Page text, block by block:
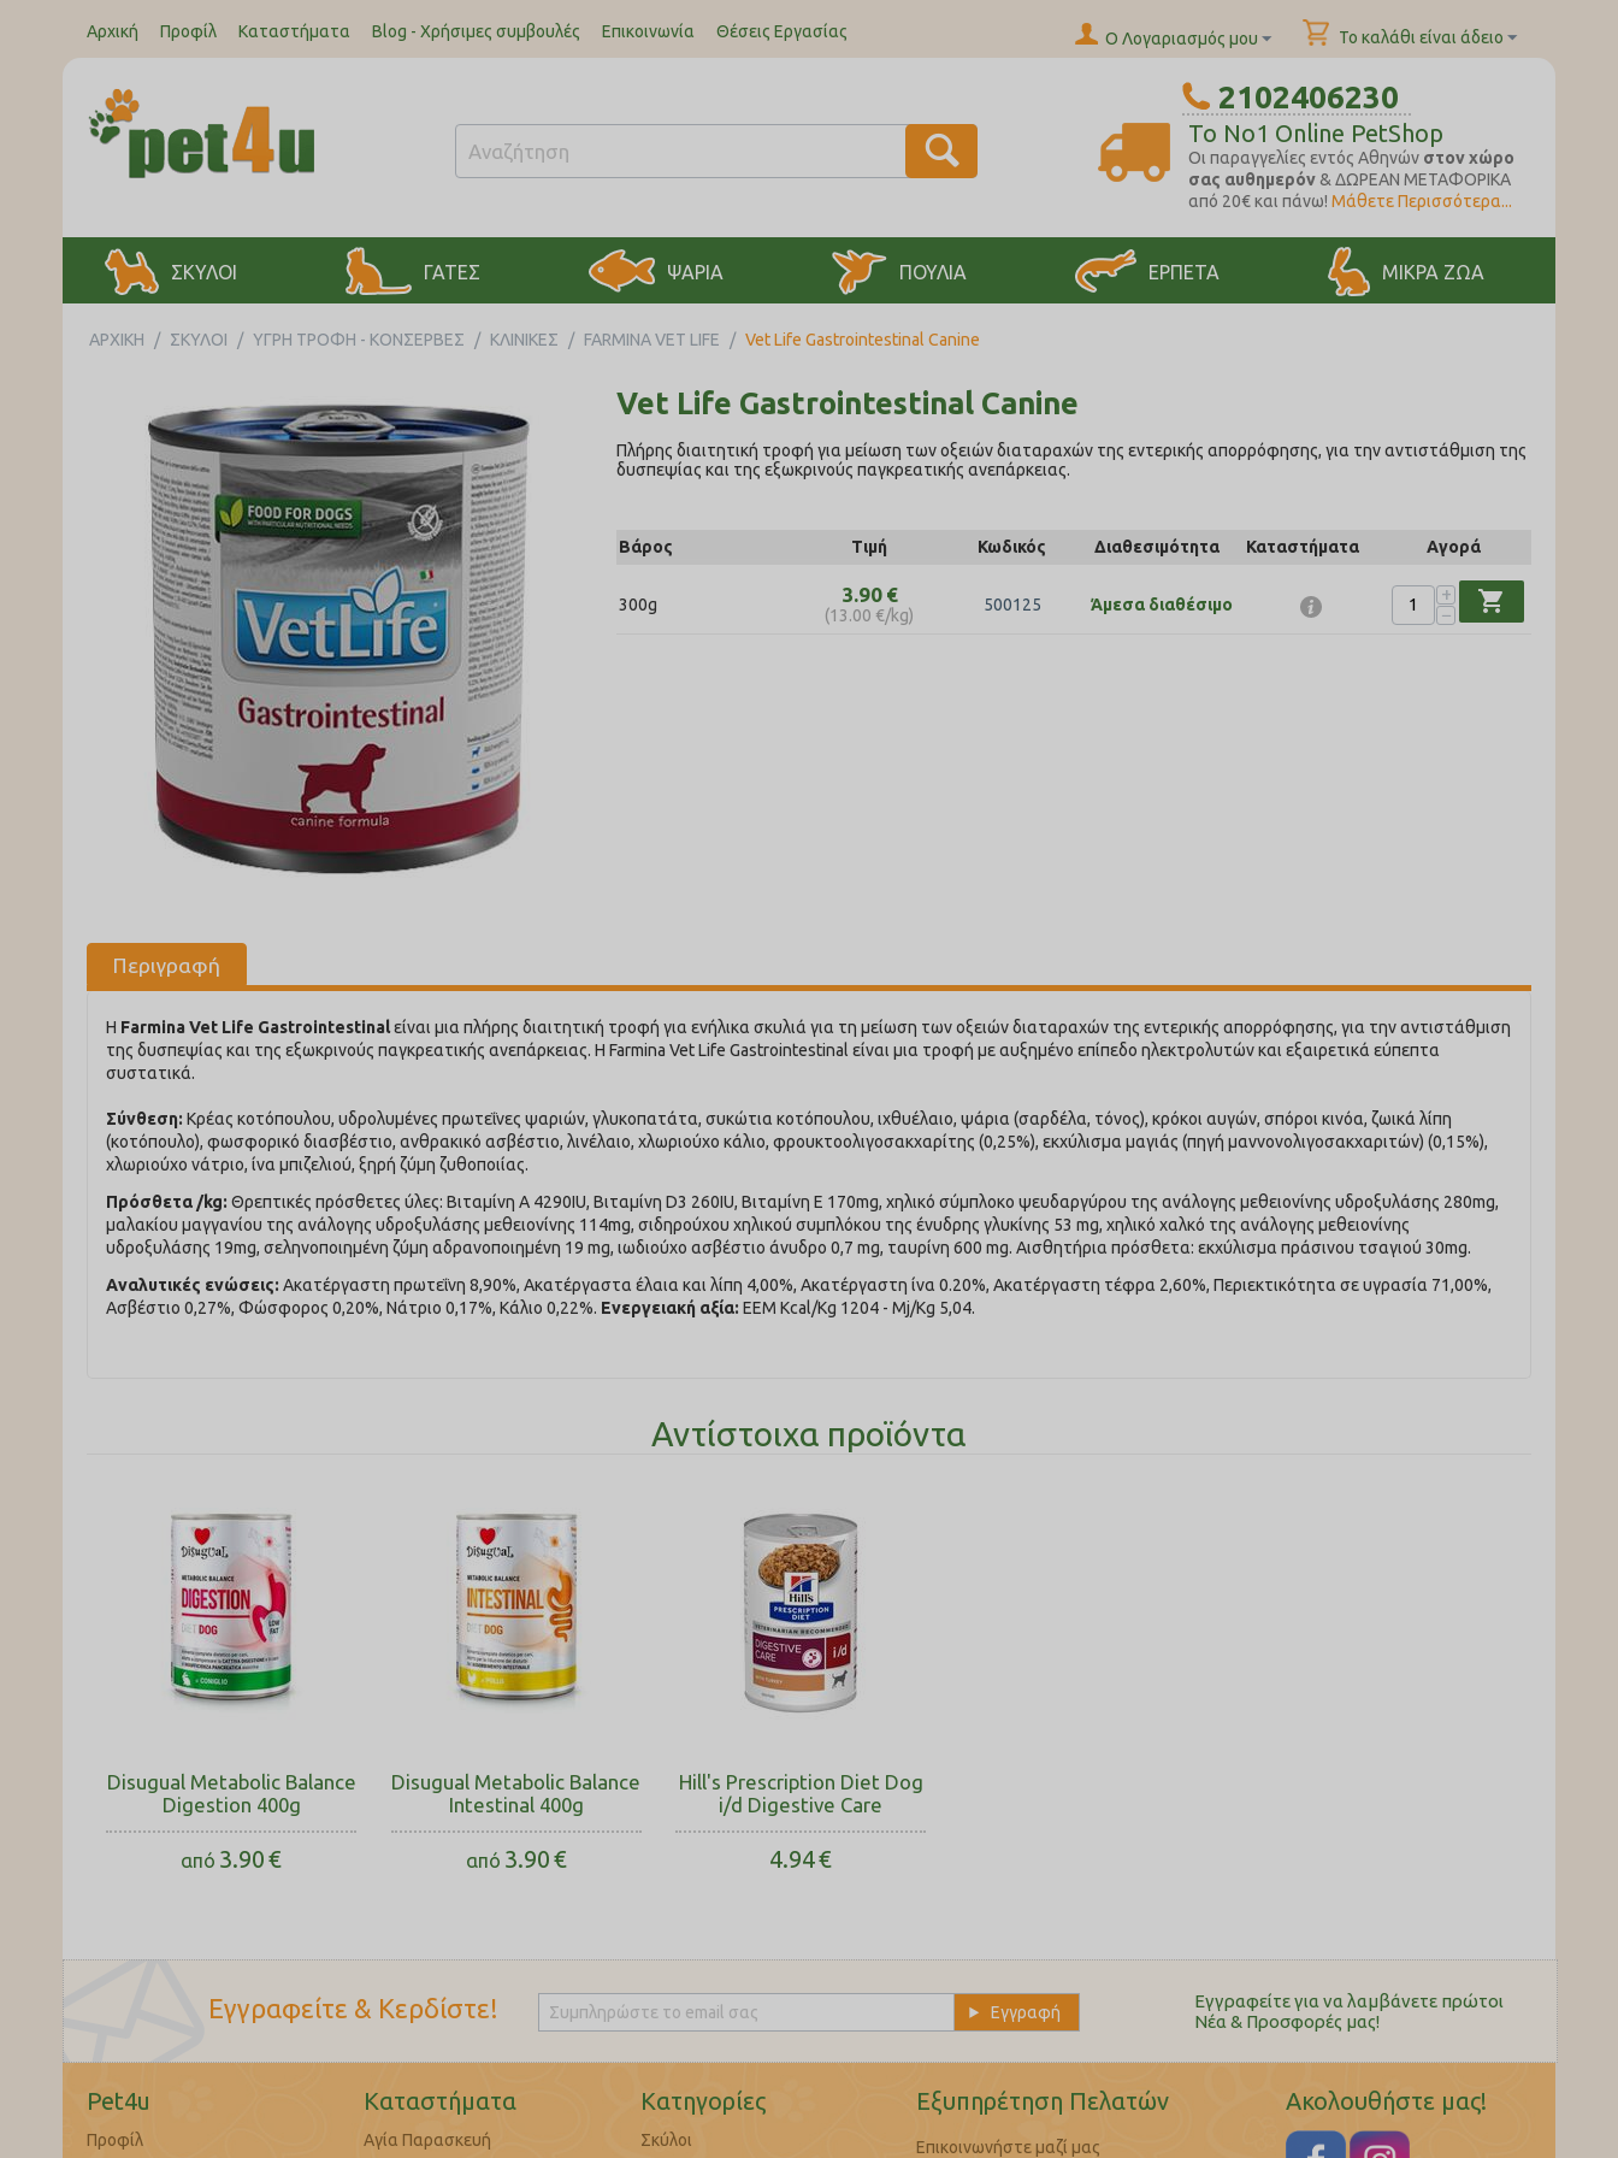
Αρχική Προφίλ Καταστήματα Blog - Χρήσιμες συμβουλές Επικοινωνία Θέσεις Εργασίας Το καλάθι είναι άδειο
Ο Λογαριασμός μου
2102406230
To No1 Online PetShop
Oι παραγγελίες εντός Αθηνών στον χώρο
σας αυθημερόν& ΔΩΡΕΑΝ ΜΕΤΑΦΟΡΙΚΑ
από 20€ και πάνω! Μάθετε Περισσότερα...
ΣΚΥΛΟΙ ΓΑΤΕΣ ΨΑΡΙΑ ΠΟΥΛΙΑ ΕΡΠΕΤΑ ΜΙΚΡΑ ΖΩΑ
ΑΡΧΙΚΉ / ΣΚΥΛΟΙ / ΥΓΡΗ ΤΡΟΦΗ - ΚΟΝΣΕΡΒΕΣ / ΚΛΙΝΙΚΕΣ / FARMINA VET LIFE / Vet Life Gastrointestinal Canine
Vet Life Gastrointestinal Canine
Πλήρης διαιτητική τροφή για μείωση των οξειών διαταραχών της εντερικής απορρόφησης, για την αντιστάθμιση της
δυσπεψίας και της εξωκρινούς παγκρεατικής ανεπάρκειας.
Βάρος Τιμή Κωδικός Διαθεσιμότητα Καταστήματα Αγορά
300g 3.90 €
(13.00 €/kg)
500125 Άμεσα διαθέσιμο
+
−
shopping_cart
Περιγραφή
Η Farmina Vet Life Gastrointestinalείναι μια πλήρης διαιτητική τροφή για ενήλικα σκυλιά για τη μείωση των οξειών διαταραχών της εντερικής απορρόφησης, για την αντιστάθμιση
της δυσπεψίας και της εξωκρινούς παγκρεατικής ανεπάρκειας. Η Farmina Vet Life Gastrointestinal είναι μια τροφή με αυξημένο επίπεδο ηλεκτρολυτών και εξαιρετικά εύπεπτα
συστατικά.
Σύνθεση: Κρέας κοτόπουλου, υδρολυμένες πρωτεΐνες ψαριών, γλυκοπατάτα, συκώτια κοτόπουλου, ιχθυέλαιο, ψάρια (σαρδέλα, τόνος), κρόκοι αυγών, σπόροι κινόα, ζωικά λίπη
(κοτόπουλο), φωσφορικό διασβέστιο, ανθρακικό ασβέστιο, λινέλαιο, χλωριούχο κάλιο, φρουκτοολιγοσακχαρίτης (0,25%), εκχύλισμα μαγιάς (πηγή μαννονολιγοσακχαριτών) (0,15%),
χλωριούχο νάτριο, ίνα μπιζελιού, ξηρή ζύμη ζυθοποιίας.
Πρόσθετα /kg: Θρεπτικές πρόσθετες ύλες: Βιταμίνη Α 4290IU, Βιταμίνη D3 260IU, Βιταμίνη Ε 170mg, χηλικό σύμπλοκο ψευδαργύρου της ανάλογης μεθειονίνης υδροξυλάσης 280mg,
μαλακίου μαγγανίου της ανάλογης υδροξυλάσης μεθειονίνης 114mg, σιδηρούχου χηλικού συμπλόκου της ένυδρης γλυκίνης 53 mg, χηλικό χαλκό της ανάλογης μεθειονίνης
υδροξυλάσης 19mg, σεληνοποιημένη ζύμη αδρανοποιημένη 19 mg, ιωδιούχο ασβέστιο άνυδρο 0,7 mg, ταυρίνη 600 mg. Αισθητήρια πρόσθετα: εκχύλισμα πράσινου τσαγιού 30mg.
Αναλυτικές ενώσεις: Ακατέργαστη πρωτεΐνη 8,90%, Ακατέργαστα έλαια και λίπη 4,00%, Ακατέργαστη ίνα 0.20%, Ακατέργαστη τέφρα 2,60%, Περιεκτικότητα σε υγρασία 71,00%,
Ασβέστιο 0,27%, Φώσφορος 0,20%, Νάτριο 0,17%, Κάλιο 0,22%. Ενεργειακή αξία: EEM Kcal/Kg 1204 - Mj/Kg 5,04.
Αντίστοιχα προϊόντα
Disugual Metabolic Balance
Digestion 400g
από 3.90€
Disugual Metabolic Balance
Intestinal 400g
από 3.90€
Hill's Prescription Diet Dog
i/d Digestive Care
4.94€
Εγγραφείτε & Κερδίστε!
Εγγραφείτε για να λαμβάνετε πρώτοι
Nέα & Προσφορές μας!
Pet4u
Προφίλ
Καταστήματα
Αγία Παρασκευή
Κατηγορίες
Σκύλοι
Εξυπηρέτηση Πελατών
Επικοινωνήστε μαζί μας
Ακολουθήστε μας!